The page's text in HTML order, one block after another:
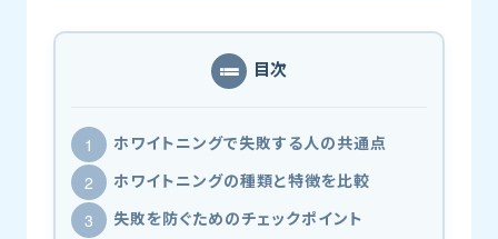
目次
ホワイトニングで失敗する人の共通点
ホワイトニングの種類と特徴を比較
失敗を防ぐためのチェックポイント